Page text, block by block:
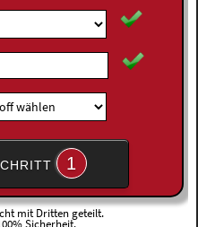
1
mit Dritten geteilt.
Sicherheit.